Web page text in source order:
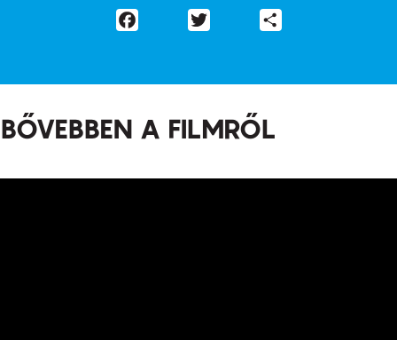
Facebook
BŐVEBBEN A FILMRŐL